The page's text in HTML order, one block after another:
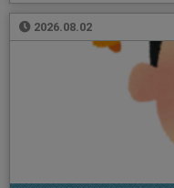
2026.08.02